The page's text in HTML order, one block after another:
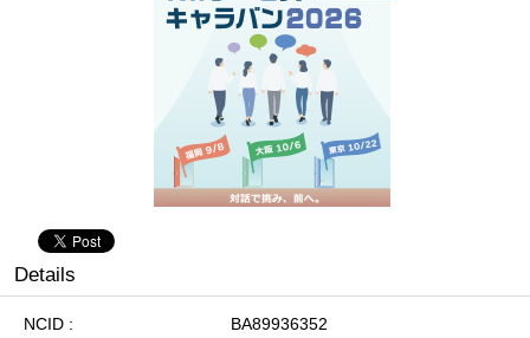
Details
NCID
BA89936352